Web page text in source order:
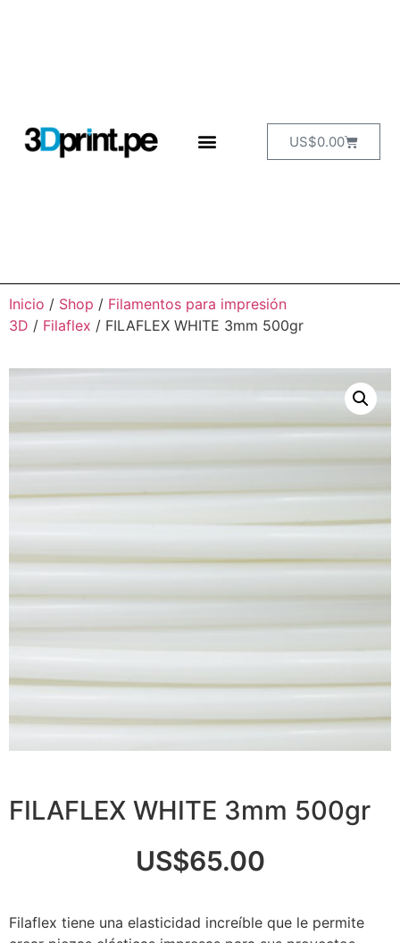
US$0.00
Inicio / Shop / Filamentos para impresión
3D / Filaflex / FILAFLEX WHITE 3mm 500gr
FILAFLEX WHITE 3mm 500gr
US$65.00
Filaflex tiene una elasticidad increíble que le permite